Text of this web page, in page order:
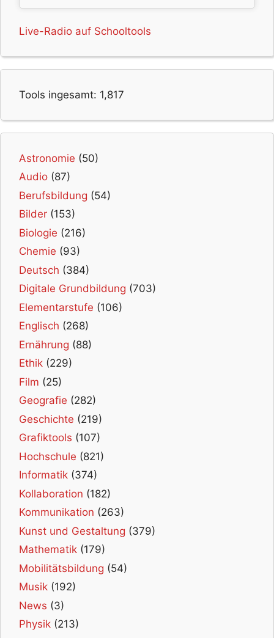
Live-Radio auf Schooltools
Tools ingesamt: 1,817
Astronomie (50)
Audio (87)
Berufsbildung (54)
Bilder (153)
Biologie (216)
Chemie (93)
Deutsch (384)
Digitale Grundbildung (703)
Elementarstufe (106)
Englisch (268)
Ernährung (88)
Ethik (229)
Film (25)
Geografie (282)
Geschichte (219)
Grafiktools (107)
Hochschule (821)
Informatik (374)
Kollaboration (182)
Kommunikation (263)
Kunst und Gestaltung (379)
Mathematik (179)
Mobilitätsbildung (54)
Musik (192)
News (3)
Physik (213)